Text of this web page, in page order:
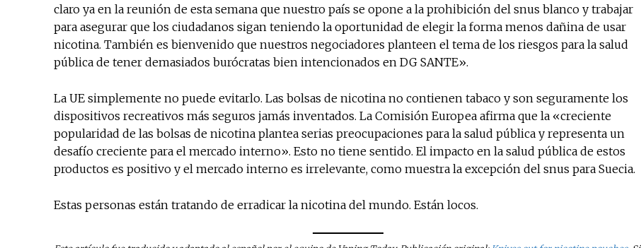
claro ya en la reunión de esta semana que nuestro país se opone a la prohibición del snus blanco y trabajar
para asegurar que los ciudadanos sigan teniendo la oportunidad de elegir la forma menos dañina de usar
nicotina. También es bienvenido que nuestros negociadores planteen el tema de los riesgos para la salud
pública de tener demasiados burócratas bien intencionados en DG SANTE».
La UE simplemente no puede evitarlo. Las bolsas de nicotina no contienen tabaco y son seguramente los
dispositivos recreativos más seguros jamás inventados. La Comisión Europea afirma que la «creciente
popularidad de las bolsas de nicotina plantea serias preocupaciones para la salud pública y representa un
desafío creciente para el mercado interno». Esto no tiene sentido. El impacto en la salud pública de estos
productos es positivo y el mercado interno es irrelevante, como muestra la excepción del snus para Suecia.
Estas personas están tratando de erradicar la nicotina del mundo. Están locos.